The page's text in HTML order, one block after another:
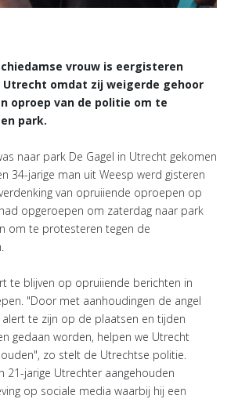
vrouw is eergisteren
Utrecht omdat zij weigerde gehoor
oproep van de politie om te
park.
naar park De Gagel in Utrecht gekomen
34-jarige man uit Weesp werd gisteren
van opruiiende oproepen op
opgeroepen om zaterdag naar park
om te protesteren tegen de
te blijven op opruiiende berichten in
"Door met aanhoudingen de angel
te zijn op de plaatsen en tijden
gedaan worden, helpen we Utrecht
zo stelt de Utrechtse politie.
21-jarige Utrechter aangehouden
op sociale media waarbij hij een